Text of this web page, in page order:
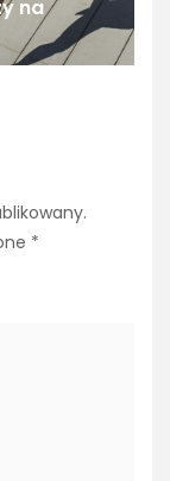
na
*